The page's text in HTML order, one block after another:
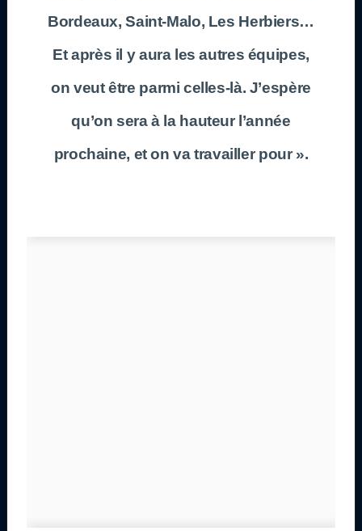
Bordeaux, Saint-Malo, Les Herbiers…
Et après il y aura les autres équipes,
on veut être parmi celles-là. J’espère
qu’on sera à la hauteur l’année
prochaine, et on va travailler pour ».